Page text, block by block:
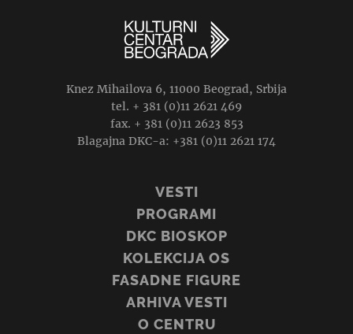
Knez Mihailova 6, 11000 Beograd, Srbija
tel. + 381 (0)11 2621 469
fax. + 381 (0)11 2623 853
Blagajna DKC-a: +381 (0)11 2621 174
VESTI
PROGRAMI
DKC BIOSKOP
KOLEKCIJA OS
FASADNE FIGURE
ARHIVA VESTI
O CENTRU